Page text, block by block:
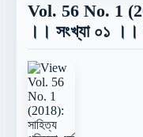
Vol. 56 No. 1
।। সংখ্যা ০১ ।।